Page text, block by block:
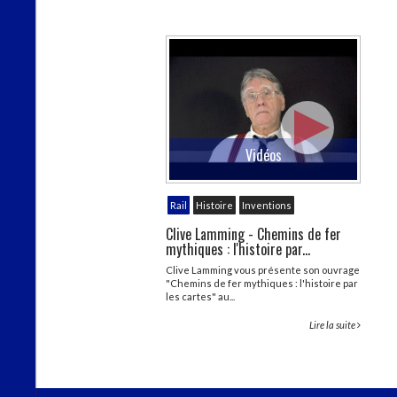
Vidéos
Rail Histoire Inventions
Clive Lamming - Chemins de fer
mythiques : l'histoire par...
Clive Lamming vous présente son ouvrage
"Chemins de fer mythiques : l'histoire par
les cartes" au...
Lire la suite